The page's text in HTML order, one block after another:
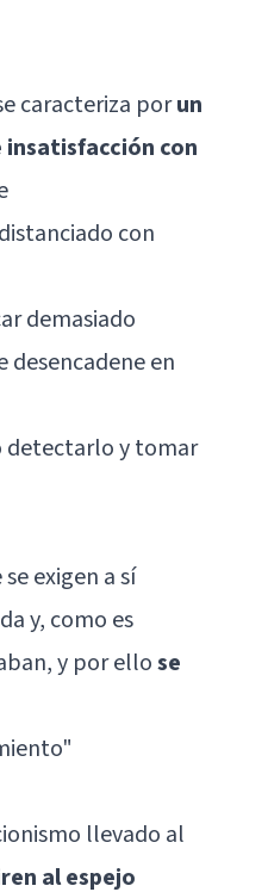
caracteriza porun
con
con
demasiado
desencadene en
detectarlo y tomar
exigen a sí
y, como es
y por ellose
llevado al
al espejo